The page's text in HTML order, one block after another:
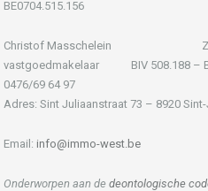
BE0704.515.156
Christof Masschelein
vastgoedmakelaar BIV
0476/69 64 97
Adres: Sint Juliaanstraat 73 – 8920
Email: info@immo-west.be
Onderworpen aan de deontologische